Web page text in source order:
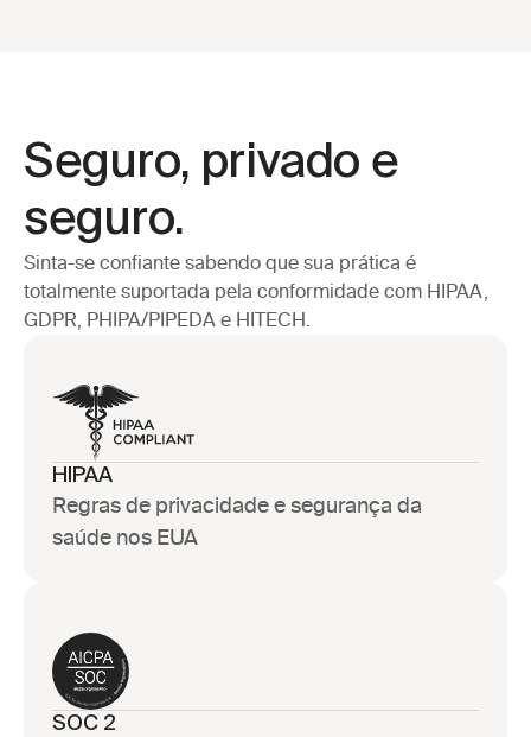
Seguro, privado e
seguro.
Sinta-se confiante sabendo que sua prática é
totalmente suportada pela conformidade com HIPAA,
GDPR, PHIPA/PIPEDA e HITECH.
HIPAA
Regras de privacidade e segurança da
saúde nos EUA
SOC 2